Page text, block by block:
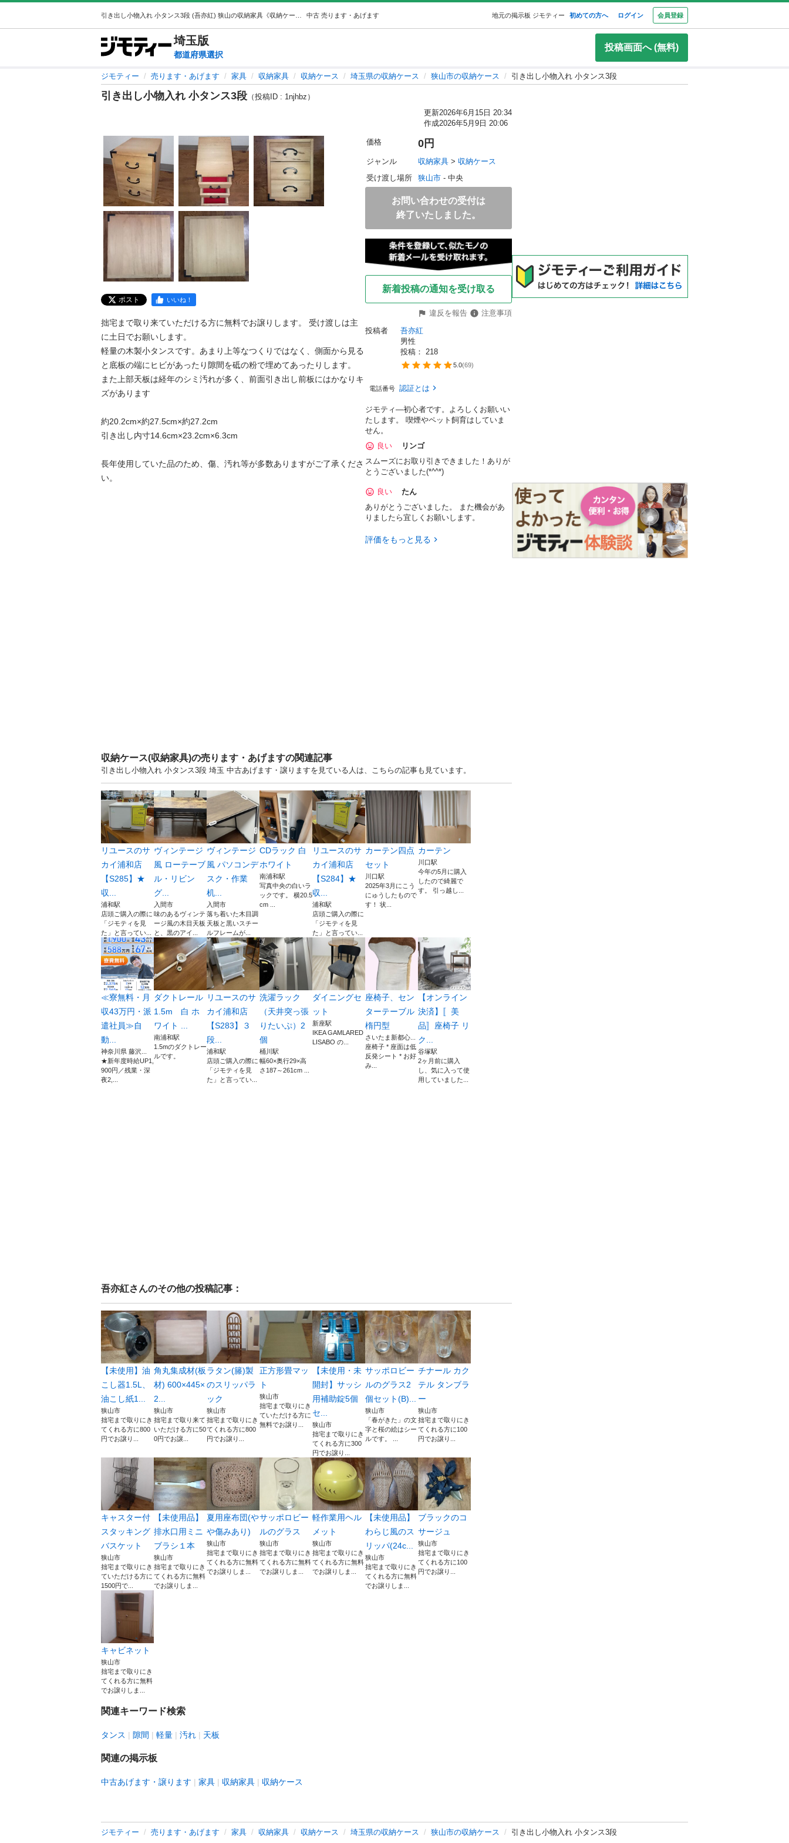
中古 売ります・あげます 地元の掲示板 ジモティー 初めての方へ ログイン 会員登録
埼玉版
都道府県選択
投稿画面へ (無料)
ジモティー 売ります・あげます 家具 収納家具 収納ケース 埼玉県の収納ケース 狭山市の収納ケース 引き出し小物入れ 小タンス3段
引き出し小物入れ 小タンス3段 （投稿ID : 1njhbz）
更新2026年6月15日 20:34
作成2026年5月9日 20:06
ポスト いいね！
拙宅まで取り来ていただける方に無料でお譲りします。 受け渡しは主
に土日でお願いします。
軽量の木製小タンスです。あまり上等なつくりではなく、側面から見る
と底板の端にヒビがあったり隙間を砥の粉で埋めてあったりします。
また上部天板は経年のシミ汚れが多く、前面引き出し前板にはかなりキ
ズがあります
約20.2cm×約27.5cm×約27.2cm
引き出し内寸14.6cm×23.2cm×6.3cm
長年使用していた品のため、傷、汚れ等が多数ありますがご了承くださ
い。
価格 0円
ジャンル 収納家具 > 収納ケース
受け渡し場所
狭山市 - 中央
お問い合わせの受付は
終了いたしました。
新着投稿の通知を受け取る
違反を報告
注意事項
投稿者
吾亦紅
男性
投稿： 218
5.0(69)
電話番号 認証とは
ジモティ―初心者です。よろしくお願いい
たします。 喫煙やペット飼育はしていま
せん。
良い
リンゴ
スムーズにお取り引きできました！ありが
とうございました(*^^*)
良い
たん
ありがとうございました。 また機会があ
りましたら宜しくお願いします。
評価をもっと見る
収納ケース(収納家具)の売ります・あげますの関連記事
引き出し小物入れ 小タンス3段 埼玉 中古あげます・譲りますを見ている人は、こちらの記事も見ています。
リユースのサ
カイ浦和店
【S285】★
収...
浦和駅
店頭ご購入の際に
「ジモティを見
た」と言ってい...
ヴィンテージ
風 ローテーブ
ル・リビン
グ...
入間市
味のあるヴィンテ
ージ風の木目天板
と、黒のアイ...
ヴィンテージ
風 パソコンデ
スク・作業
机...
入間市
落ち着いた木目調
天板と黒いスチー
ルフレームが...
CDラック 白
ホワイト
南浦和駅
写真中央の白いラ
ックです。 横20.5
cm ...
リユースのサ
カイ浦和店
【S284】★
収...
浦和駅
店頭ご購入の際に
「ジモティを見
た」と言ってい...
カーテン四点
セット
川口駅
2025年3月にこう
にゅうしたもので
す！ 状...
カーテン
川口駅
今年の5月に購入
したので綺麗で
す。 引っ越し...
≪寮無料・月
収43万円・派
遣社員≫自
動...
神奈川県 藤沢...
★新年度時給UP1,
900円／残業・深
夜2,...
ダクトレール
1.5m 白 ホ
ワイト ...
南浦和駅
1.5mのダクトレー
ルです。
リユースのサ
カイ浦和店
【S283】３
段...
浦和駅
店頭ご購入の際に
「ジモティを見
た」と言ってい...
洗濯ラック
（天井突っ張
りたいぷ）2
個
桶川駅
幅60×奥行29×高
さ187～261cm ...
ダイニングセ
ット
新座駅
IKEA GAMLARED
LISABO の...
座椅子、セン
ターテーブル
楕円型
さいたま新都心...
座椅子 * 座面は低
反発シート * お好
み...
【オンライン
決済】〚美
品〛座椅子 リ
ク...
谷塚駅
2ヶ月前に購入
し、気に入って使
用していました...
吾亦紅さんのその他の投稿記事：
【未使用】油
こし器1.5L、
油こし紙1...
狭山市
拙宅まで取りにき
てくれる方に800
円でお譲り...
角丸集成材(板
材) 600×445×
2...
狭山市
拙宅まで取り来て
いただける方に50
0円でお譲...
ラタン(籐)製
のスリッパラ
ック
狭山市
拙宅まで取りにき
てくれる方に800
円でお譲り...
正方形畳マッ
ト
狭山市
拙宅まで取りにき
ていただける方に
無料でお譲り...
【未使用・未
開封】サッシ
用補助錠5個
セ...
狭山市
拙宅まで取りにき
てくれる方に300
円でお譲り...
サッポロビー
ルのグラス2
個セット(B)...
狭山市
「春がきた」の文
字と桜の絵はシー
ルです。 ...
チナール カク
テル タンブラ
ー
狭山市
拙宅まで取りにき
てくれる方に100
円でお譲り...
キャスター付
スタッキング
バスケット
狭山市
拙宅まで取りにき
ていただける方に
1500円で...
【未使用品】
排水口用ミニ
ブラシ１本
狭山市
拙宅まで取りにき
てくれる方に無料
でお譲りしま...
夏用座布団(や
や傷みあり)
狭山市
拙宅まで取りにき
てくれる方に無料
でお譲りしま...
サッポロビー
ルのグラス
狭山市
拙宅まで取りにき
てくれる方に無料
でお譲りしま...
軽作業用ヘル
メット
狭山市
拙宅まで取りにき
てくれる方に無料
でお譲りしま...
【未使用品】
わらじ風のス
リッパ(24c...
狭山市
拙宅まで取りにき
てくれる方に無料
でお譲りしま...
ブラックのコ
サージュ
狭山市
拙宅まで取りにき
てくれる方に100
円でお譲り...
キャビネット
狭山市
拙宅まで取りにき
てくれる方に無料
でお譲りしま...
関連キーワード検索
タンス 隙間 軽量 汚れ 天板
関連の掲示板
中古あげます・譲ります 家具 収納家具 収納ケース
ジモティー 売ります・あげます 家具 収納家具 収納ケース 埼玉県の収納ケース 狭山市の収納ケース 引き出し小物入れ 小タンス3段